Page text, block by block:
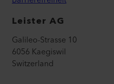
Leister AG
Galileo-Strasse 10
6056 Kaegiswil
Switzerland